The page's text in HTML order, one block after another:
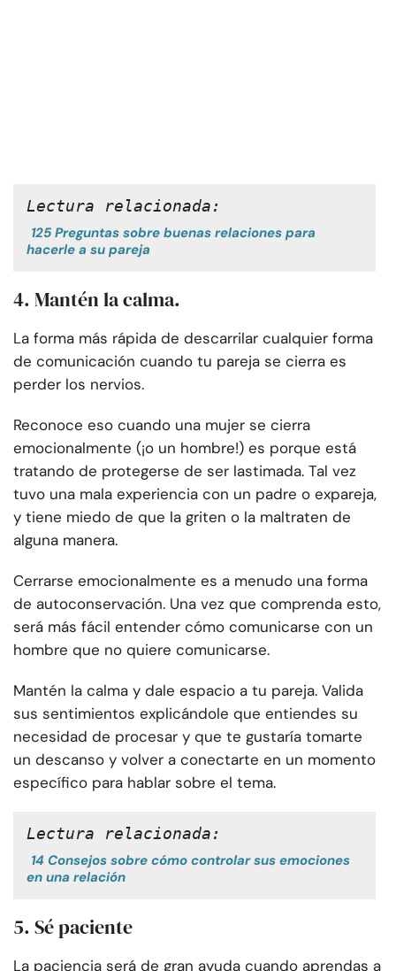
Lectura relacionada:
125 Preguntas sobre buenas relaciones para
hacerle a su pareja
4. Mantén la calma.
La forma más rápida de descarrilar cualquier forma
de comunicación cuando tu pareja se cierra es
perder los nervios.
Reconoce eso cuando una mujer se cierra
emocionalmente (¡o un hombre!) es porque está
tratando de protegerse de ser lastimada. Tal vez
tuvo una mala experiencia con un padre o expareja,
y tiene miedo de que la griten o la maltraten de
alguna manera.
Cerrarse emocionalmente es a menudo una forma
de autoconservación. Una vez que comprenda esto,
será más fácil entender cómo comunicarse con un
hombre que no quiere comunicarse.
Mantén la calma y dale espacio a tu pareja. Valida
sus sentimientos explicándole que entiendes su
necesidad de procesar y que te gustaría tomarte
un descanso y volver a conectarte en un momento
específico para hablar sobre el tema.
Lectura relacionada:
14 Consejos sobre cómo controlar sus emociones
en una relación
5. Sé paciente
La paciencia será de gran ayuda cuando aprendas a